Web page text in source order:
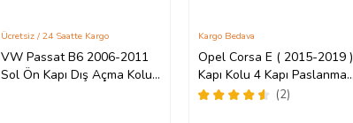
VW Passat B6 2006-2011
Sol Ön Kapı Dış Açma Kolu
Ücretsiz / 24 Saatte Kargo
Opel Corsa E ( 2015-2019 )
Kapı Kolu 4 Kapı Paslanmaz
Çelik Krom
(2)
Kargo Bedava